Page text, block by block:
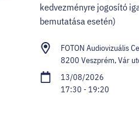
kedvezményre jogosító
bemutatása esetén)
FOTON Audiovizuális
8200 Veszprém, Vár
13/08/2026
17:30 - 19:20